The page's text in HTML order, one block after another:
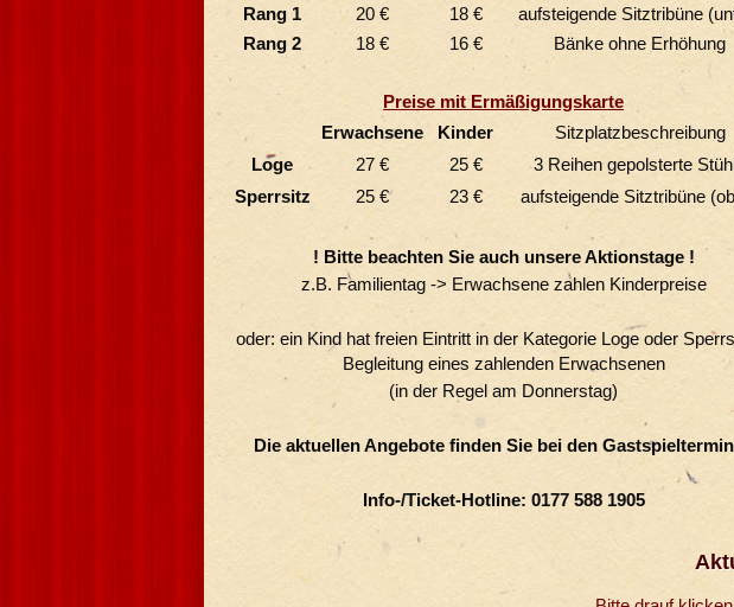
Rang 1
20 € 18 €
aufsteigende Sitztribüne
Rang 2
18 € 16 € Bänke ohne Erhöhung​​​
Preise mit Ermäßigungskarte
Erwachsene
Kinder
Sitzplatzbeschreibung
Loge
27 € 25 €
3 Reihen gepolsterte
Sperrsitz
25 € 23 € aufsteigende Sitztribüne
! Bitte beachten Sie auch unsere Aktionstage !
z.B. Familientag -> Erwachsene zahlen Kinderpreise
oder: ein Kind hat freien Eintritt in der Kategorie Loge oder
Begleitung eines zahlenden Erwachsenen
(in der Regel am Donnerstag)
Die aktuellen Angebote finden Sie bei den
Info-/Ticket-Hotline: 0177 588 1905